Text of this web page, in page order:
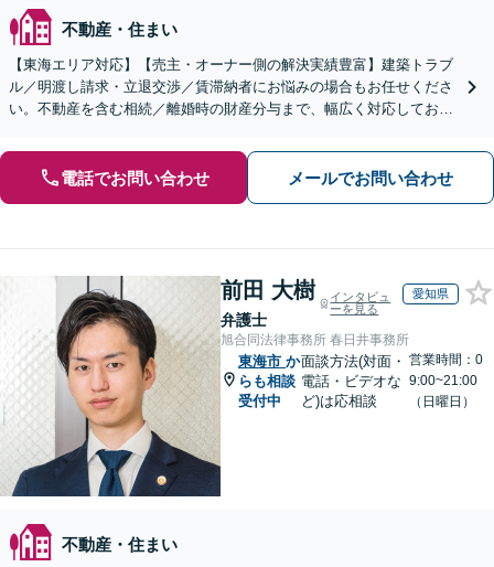
不動産・住まい
【東海エリア対応】【売主・オーナー側の解決実績豊富】建築トラブ
ル／明渡し請求・立退交渉／賃滞納者にお悩みの場合もお任せくださ
い。不動産を含む相続／離婚時の財産分与まで、幅広く対応しており
電話でお問い合わせ メールでお問い合わせ
前田 大樹
弁護士
インタビュ
ーを見る
愛知県
旭合同法律事務所 春日井事務所
東海市 か
らも相談
受付中
面談方法(対面・
電話・ビデオな
ど)は応相談
営業時間：0
9:00~21:00
（日曜日）
不動産・住まい